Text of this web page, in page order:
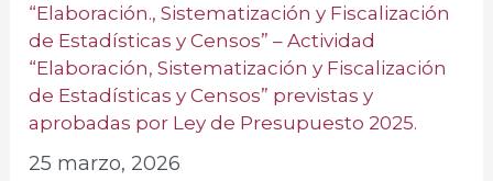
“Elaboración., Sistematización y Fiscalización
de Estadísticas y Censos” – Actividad
“Elaboración, Sistematización y Fiscalización
de Estadísticas y Censos” previstas y
aprobadas por Ley de Presupuesto 2025.
25 marzo, 2026